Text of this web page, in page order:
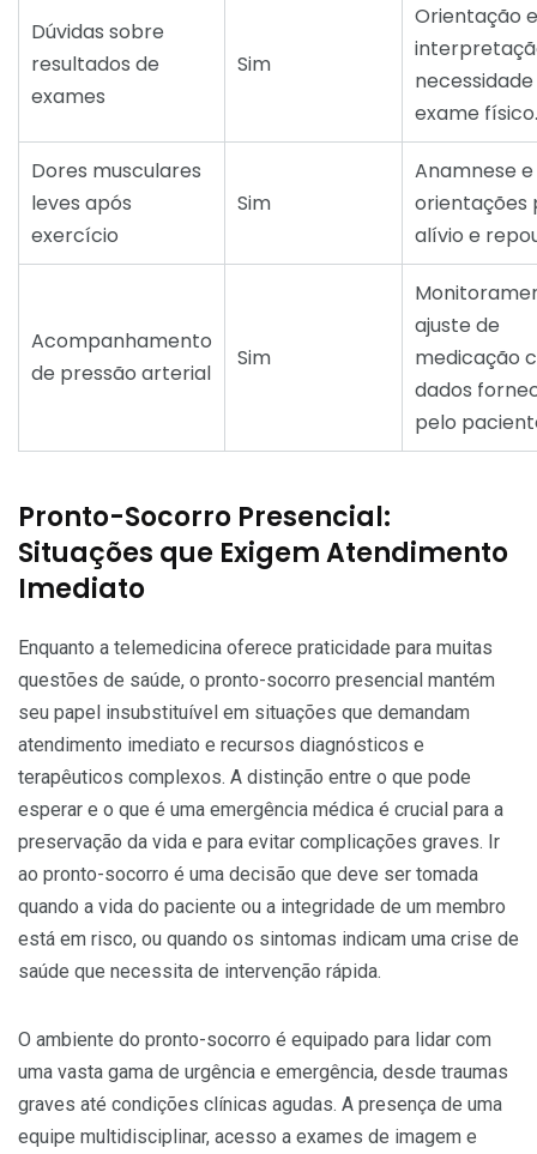
Dúvidas sobre
resultados de
exames
Sim
Orientação e
exame físico.
Dores musculares
leves após
exercício
Sim
Anamnese e
orientações
alívio e
Acompanhamento
de pressão arterial
Sim
ajuste de
medicação
dados
pelo
Pronto-Socorro Presencial:
Situações que Exigem Atendimento
Imediato
Enquanto a telemedicina oferece praticidade para muitas
questões de saúde, o pronto-socorro presencial mantém
seu papel insubstituível em situações que demandam
atendimento imediato e recursos diagnósticos e
terapêuticos complexos. A distinção entre o que pode
esperar e o que é uma emergência médica é crucial para a
preservação da vida e para evitar complicações graves. Ir
ao pronto-socorro é uma decisão que deve ser tomada
quando a vida do paciente ou a integridade de um membro
está em risco, ou quando os sintomas indicam uma crise de
saúde que necessita de intervenção rápida.
O ambiente do pronto-socorro é equipado para lidar com
uma vasta gama de urgência e emergência, desde traumas
graves até condições clínicas agudas. A presença de uma
equipe multidisciplinar, acesso a exames de imagem e